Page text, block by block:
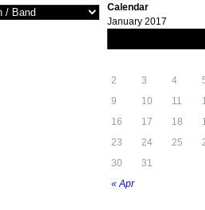
Calendar
January 2017
« Apr
2 3 4
9
10 11
16
17 18
23
24 25
30
31